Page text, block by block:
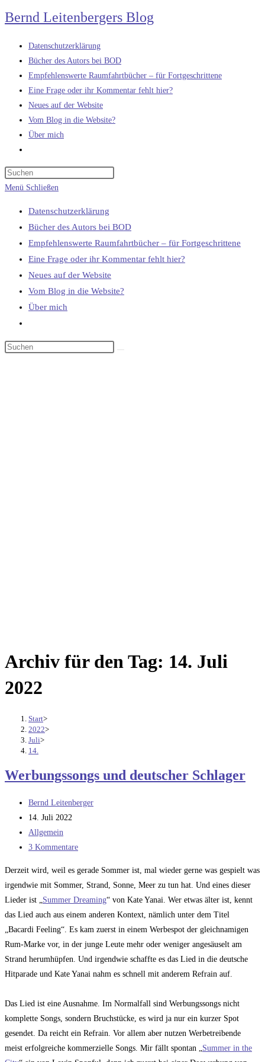
Zum
Inhalt
springen
Bernd Leitenbergers Blog
Datenschutzerklärung
Bücher des Autors bei BOD
Empfehlenswerte Raumfahrtbücher – für Fortgeschrittene
Eine Frage oder ihr Kommentar fehlt hier?
Neues auf der Website
Vom Blog in die Website?
Über mich
umschalten
Menü Schließen
Datenschutzerklärung
Bücher des Autors bei BOD
Empfehlenswerte Raumfahrtbücher – für Fortgeschrittene
Eine Frage oder ihr Kommentar fehlt hier?
Neues auf der Website
Vom Blog in die Website?
Über mich
umschalten
Archiv für den Tag: 14. Juli
2022
Start>
2022>
Juli>
14.
Werbungssongs und deutscher Schlager
Beitrags-
Autor:
Bernd Leitenberger
Beitrag
veröffentlicht:
14. Juli 2022
Beitrags-
Kategorie:
Allgemein
Beitrags-
3 Kommentare
Derzeit wird, weil es gerade Sommer ist, mal wieder gerne was gespielt was
irgendwie mit Sommer, Strand, Sonne, Meer zu tun hat. Und eines dieser
Lieder ist „ Summer Dreaming“ von Kate Yanai. Wer etwas älter ist, kennt
das Lied auch aus einem anderen Kontext, nämlich unter dem Titel
„Bacardi Feeling“. Es kam zuerst in einem Werbespot der gleichnamigen
Rum-Marke vor, in der junge Leute mehr oder weniger angesäuselt am
Strand herumhüpfen. Und irgendwie schaffte es das Lied in die deutsche
Hitparade und Kate Yanai nahm es schnell mit anderem Refrain auf.
Das Lied ist eine Ausnahme. Im Normalfall sind Werbungssongs nicht
komplette Songs, sondern Bruchstücke, es wird ja nur ein kurzer Spot
gesendet. Da reicht ein Refrain. Vor allem aber nutzen Werbetreibende
meist erfolgreiche kommerzielle Songs. Mir fällt spontan „ Summer in the